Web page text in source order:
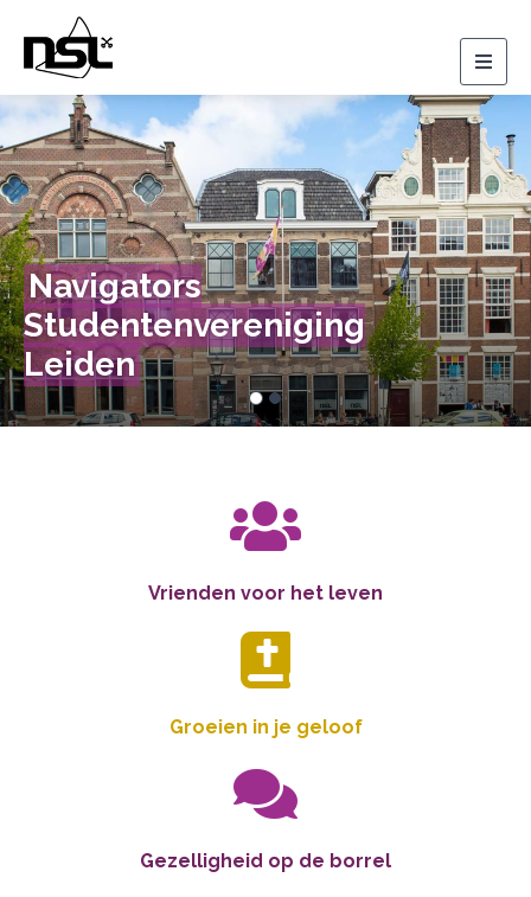
Navigators
Studentenvereniging
Leiden
Previous
Vrienden voor het leven
Groeien in je geloof
Gezelligheid op de borrel